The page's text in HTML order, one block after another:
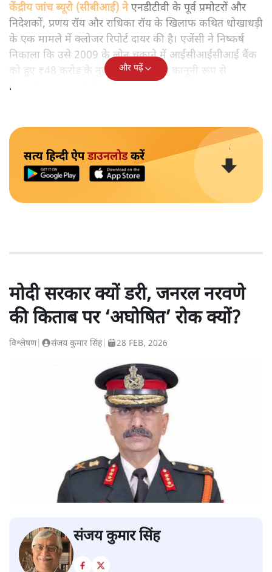
केंद्रीय जांच ब्यूरो (सीबीआई) नेएनडीटीवी के पूर्व प्रमोटरों और
निदेशकों, प्रणय रॉय और राधिका रॉय के खिलाफ कथित धोखाधड़ी
के एक मामले में क्लोजर रिपोर्ट दायर की है। एजेंसी ने निष्कर्ष
निकाला कि उसे 2009 के लोन चुकाने में आईसीआईसीआई बैंक
को हुए ₹48 करोड़ के नुकसान से संबंधित कानूनी रूप से
विश्वसनीय सबूत नहीं मिल सके।
और पढ़ें
सत्य हिन्दी ऐपडाउनलोडकरें
मोदी सरकार क्यों डरी, जनरल नरवणे
की किताब पर ‘अघोषित’ रोक क्यों?
विश्लेषण| संजय कुमार सिंह| 28 FEB, 2026
संजय कुमार सिंह